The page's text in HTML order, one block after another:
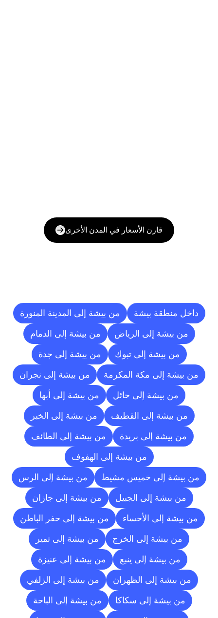
قارن الأسعار في المدن الأخرى
داخل منطقة بيشة من بيشة إلى المدينة المنورة
من بيشة إلى الرياض من بيشة إلى الدمام
من بيشة إلى تبوك من بيشة إلى جدة
من بيشة إلى مكة المكرمة من بيشة إلى نجران
من بيشة إلى حائل من بيشة إلى أبها
من بيشة إلى القطيف من بيشة إلى الخبر
من بيشة إلى بريدة من بيشة إلى الطائف
من بيشة إلى الهفوف
من بيشة إلى خميس مشيط من بيشة إلى الرس
من بيشة إلى الجبيل من بيشة إلى جازان
من بيشة إلى الأحساء من بيشة إلى حفر الباطن
من بيشة إلى الخرج من بيشة إلى تمير
من بيشة إلى ينبع من بيشة إلى عنيزة
من بيشة إلى الظهران من بيشة إلى الزلفي
من بيشة إلى سكاكا من بيشة إلى الباحة